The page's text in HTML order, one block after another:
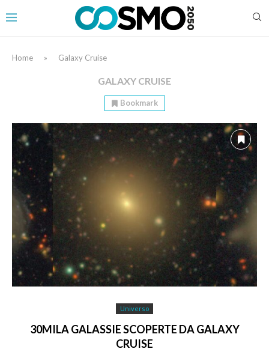
Home » Galaxy Cruise
GALAXY CRUISE
Bookmark
Universo
30MILA GALASSIE SCOPERTE DA GALAXY
CRUISE